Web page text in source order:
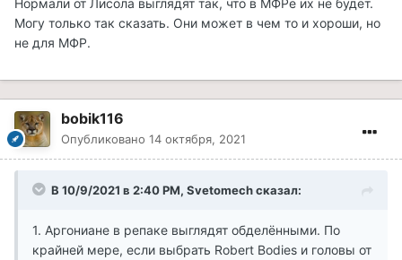
Могу только так сказать. Они может в чем то и хороши, но
не для МФР.
bobik116
Опубликовано 14 октября, 2021
В 10/9/2021 в 2:40 PM, Svetomech сказал:
1. Аргониане в репаке выглядят обделёнными. По
крайней мере, если выбрать Robert Bodies и головы от